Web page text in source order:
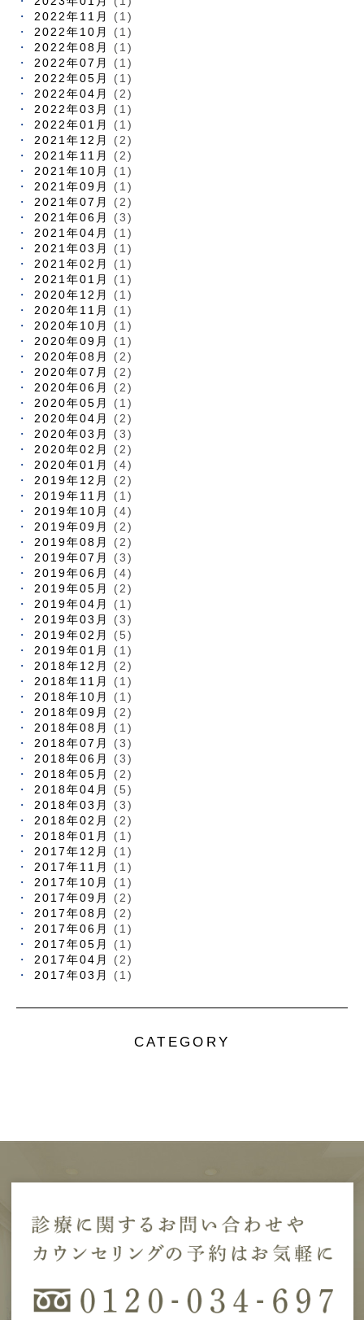
2022年11月
(1)
2022年10月
(1)
2022年08月
(1)
2022年07月
(1)
2022年05月
(1)
2022年04月
(2)
2022年03月
(1)
2022年01月
(1)
2021年12月
(2)
2021年11月
(2)
2021年10月
(1)
2021年09月
(1)
2021年07月
(2)
2021年06月
(3)
2021年04月
(1)
2021年03月
(1)
2021年02月
(1)
2021年01月
(1)
2020年12月
(1)
2020年11月
(1)
2020年10月
(1)
2020年09月
(1)
2020年08月
(2)
2020年07月
(2)
2020年06月
(2)
2020年05月
(1)
2020年04月
(2)
2020年03月
(3)
2020年02月
(2)
2020年01月
(4)
2019年12月
(2)
2019年11月
(1)
2019年10月
(4)
2019年09月
(2)
2019年08月
(2)
2019年07月
(3)
2019年06月
(4)
2019年05月
(2)
2019年04月
(1)
2019年03月
(3)
2019年02月
(5)
2019年01月
(1)
2018年12月
(2)
2018年11月
(1)
2018年10月
(1)
2018年09月
(2)
2018年08月
(1)
2018年07月
(3)
2018年06月
(3)
2018年05月
(2)
2018年04月
(5)
2018年03月
(3)
2018年02月
(2)
2018年01月
(1)
2017年12月
(1)
2017年11月
(1)
2017年10月
(1)
2017年09月
(2)
2017年08月
(2)
2017年06月
(1)
2017年05月
(1)
2017年04月
(2)
2017年03月
(1)
CATEGORY